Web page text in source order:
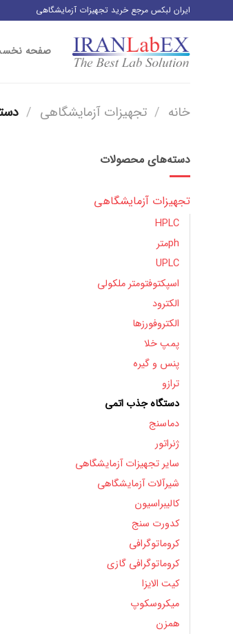
از
ایران لبکس مرجع خرید تجهیزات آزمایشگاهی
صفحه
خانه / تجهیزات آزمایشگاهی /
دسته‌های محصولات
تجهیزات آزمایشگاهی
HPLC
phمتر
UPLC
اسپکتوفتومتر ملکولی
الکترود
الکتروفورزها
پمپ خلا
پنس و گیره
ترازو
دستگاه جذب اتمی
دماسنج
ژنراتور
سایر تجهیزات آزمایشگاهی
شیرآلات آزمایشگاهی
کالیبراسیون
کدورت سنج
کروماتوگرافی
کروماتوگرافی گازی
کیت الایزا
میکروسکوپ
همزن